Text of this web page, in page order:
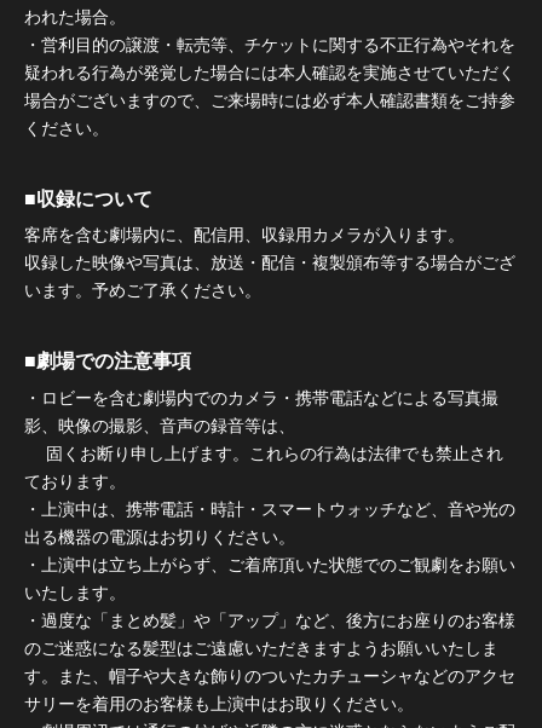
われた場合。
・営利目的の譲渡・転売等、チケットに関する不正行為やそれを
疑われる行為が発覚した場合には本人確認を実施させていただく
場合がございますので、ご来場時には必ず本人確認書類をご持参
ください。
■収録について
客席を含む劇場内に、配信用、収録用カメラが入ります。
収録した映像や写真は、放送・配信・複製頒布等する場合がござ
います。予めご了承ください。
■劇場での注意事項
・ロビーを含む劇場内でのカメラ・携帯電話などによる写真撮
影、映像の撮影、音声の録音等は、
固くお断り申し上げます。これらの行為は法律でも禁止され
ております。
・上演中は、携帯電話・時計・スマートウォッチなど、音や光の
出る機器の電源はお切りください。
・上演中は立ち上がらず、ご着席頂いた状態でのご観劇をお願い
いたします。
・過度な「まとめ髪」や「アップ」など、後方にお座りのお客様
のご迷惑になる髪型はご遠慮いただきますようお願いいたしま
す。また、帽子や大きな飾りのついたカチューシャなどのアクセ
サリーを着用のお客様も上演中はお取りください。